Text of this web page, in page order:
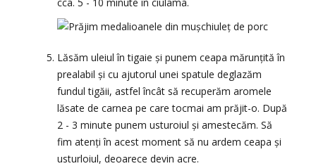
Lăsăm uleiul în tigaie și punem ceapa mărunțită în
prealabil și cu ajutorul unei spatule deglazăm
fundul tigăii, astfel încât să recuperăm aromele
lăsate de carnea pe care tocmai am prăjit-o. După
2 - 3 minute punem usturoiul și amestecăm. Să
fim atenți în acest moment să nu ardem ceapa și
usturloiul, deoarece devin acre.